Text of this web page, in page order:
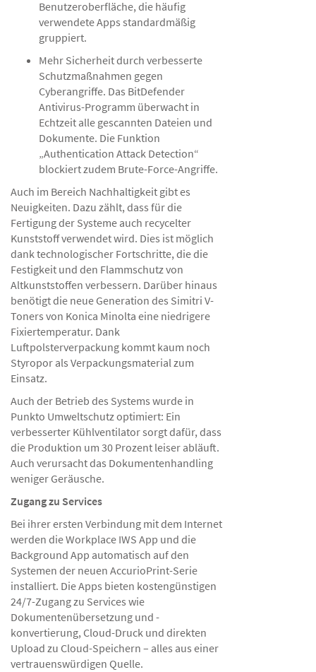
Benutzeroberfläche, die häufig
verwendete Apps standardmäßig
gruppiert.
Mehr Sicherheit durch verbesserte
Schutzmaßnahmen gegen
Cyberangriffe. Das BitDefender
Antivirus-Programm überwacht in
Echtzeit alle gescannten Dateien und
Dokumente. Die Funktion
„Authentication Attack Detection“
blockiert zudem Brute-Force-Angriffe.
Auch im Bereich Nachhaltigkeit gibt es
Neuigkeiten. Dazu zählt, dass für die
Fertigung der Systeme auch recycelter
Kunststoff verwendet wird. Dies ist möglich
dank technologischer Fortschritte, die die
Festigkeit und den Flammschutz von
Altkunststoffen verbessern. Darüber hinaus
benötigt die neue Generation des Simitri V-
Toners von Konica Minolta eine niedrigere
Fixiertemperatur. Dank
Luftpolsterverpackung kommt kaum noch
Styropor als Verpackungsmaterial zum
Einsatz.
Auch der Betrieb des Systems wurde in
Punkto Umweltschutz optimiert: Ein
verbesserter Kühlventilator sorgt dafür, dass
die Produktion um 30 Prozent leiser abläuft.
Auch verursacht das Dokumentenhandling
weniger Geräusche.
Zugang zu Services
Bei ihrer ersten Verbindung mit dem Internet
werden die Workplace IWS App und die
Background App automatisch auf den
Systemen der neuen AccurioPrint-Serie
installiert. Die Apps bieten kostengünstigen
24/7-Zugang zu Services wie
Dokumentenübersetzung und -
konvertierung, Cloud-Druck und direkten
Upload zu Cloud-Speichern – alles aus einer
vertrauenswürdigen Quelle.